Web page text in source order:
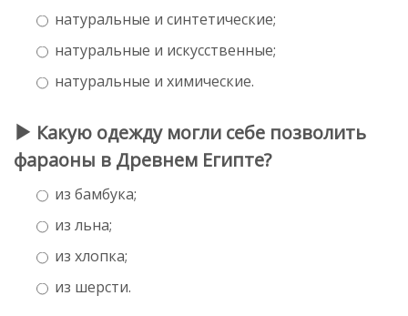
натуральные и синтетические;
натуральные и искусственные;
натуральные и химические.
Какую одежду могли себе позволить
фараоны в Древнем Египте?
из бамбука;
из льна;
из хлопка;
из шерсти.